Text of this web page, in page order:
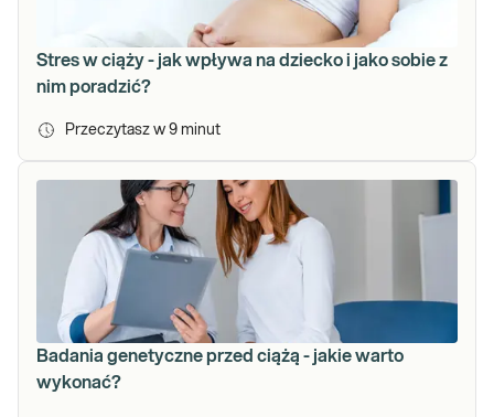
Stres w ciąży - jak wpływa na dziecko i jako sobie z
nim poradzić?
Przeczytasz w 9 minut
Badania genetyczne przed ciążą - jakie warto
wykonać?